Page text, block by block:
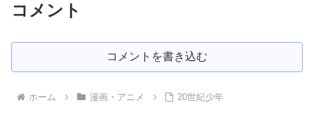
コメント
コメントを書き込む
ホーム 漫画・アニメ 20世紀少年